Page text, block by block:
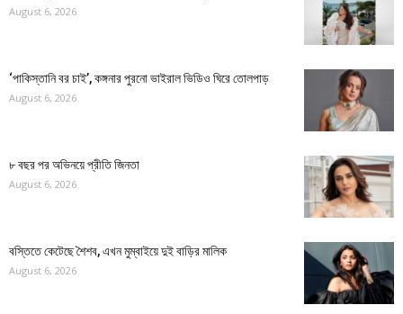
August 6, 2026
‘পাকিস্তানি বর চাই’, কঙ্গনার পুরনো ভাইরাল ভিডিও ঘিরে তোলপাড়
August 6, 2026
৮ বছর পর অভিনয়ে প্রীতি জিনতা
August 6, 2026
বস্তিতে কেটেছে শৈশব, এখন মুম্বাইয়ে দুই বাড়ির মালিক
August 6, 2026